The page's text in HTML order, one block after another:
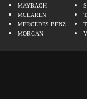
MAYBACH
MCLAREN
MERCEDES BENZ
MORGAN